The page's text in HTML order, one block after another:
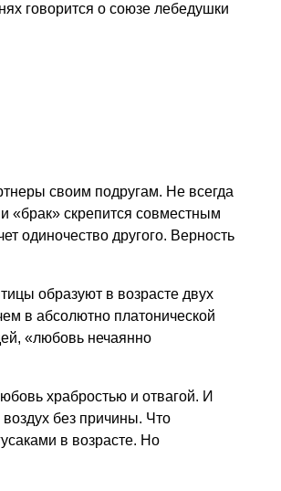
говорится о союзе лебедушки
своим подругам. Не всегда
«брак» скрепится совместным
одиночество другого. Верность
образуют в возрасте двух
в абсолютно платонической
«любовь нечаянно
храбростью и отвагой. И
без причины. Что
в возрасте. Но